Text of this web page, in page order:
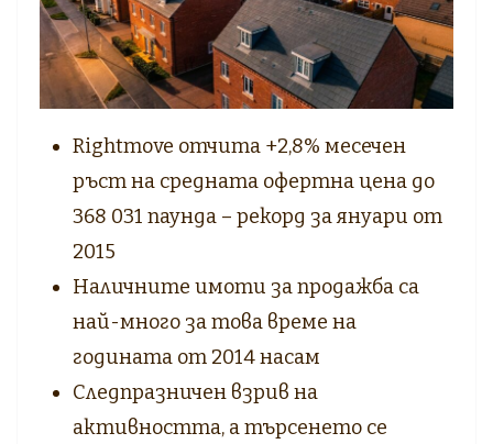
Rightmove отчита +2,8% месечен
ръст на средната офертна цена до
368 031 паунда – рекорд за януари от
2015
Наличните имоти за продажба са
най-много за това време на
годината от 2014 насам
Следпразничен взрив на
активността, а търсенето се